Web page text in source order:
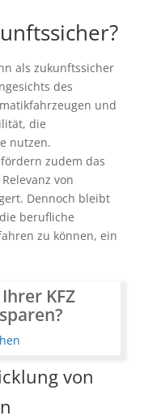
als zukunftssicher
des
und
die
nutzen.
zudem das
von
Dennoch bleibt
berufliche
zu können, ein
KFZ
von